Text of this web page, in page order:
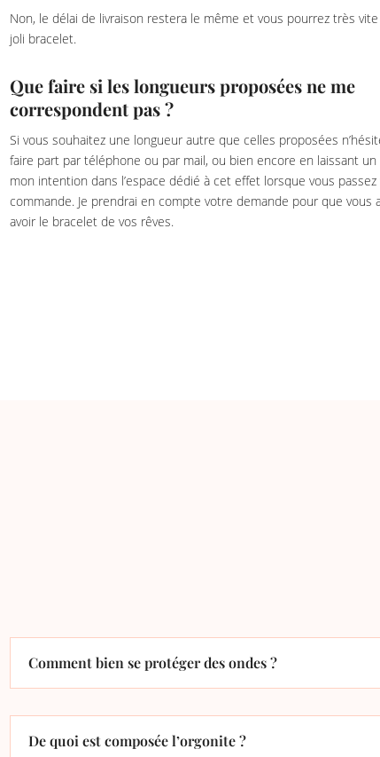
Non, le délai de livraison restera le même et vous pourrez très
joli bracelet.
Que faire si les longueurs proposées ne me
correspondent pas ?
Si vous souhaitez une longueur autre que celles proposées
faire part par téléphone ou par mail, ou bien encore en laissant un
mon intention dans l’espace dédié à cet effet lorsque vous passez
commande. Je prendrai en compte votre demande pour que vous
avoir le bracelet de vos rêves.
Comment bien se protéger des ondes ?
De quoi est composée l’orgonite ?